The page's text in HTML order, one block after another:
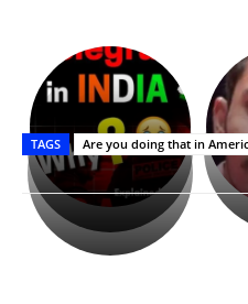
భగవంతుని
ప్రసాదం
తీర్థం..తులసీదళం
లేకుండా
అసంపూర్ణం
కేజీఎఫ్
పాన్
స్టార్
శ్రీనిధి
Upasana:
భర్తపై
రివెంజ్
తీర్చుకున్న
ఉపాసన..
పాపం
రామ్
TAGS Are you doing that in